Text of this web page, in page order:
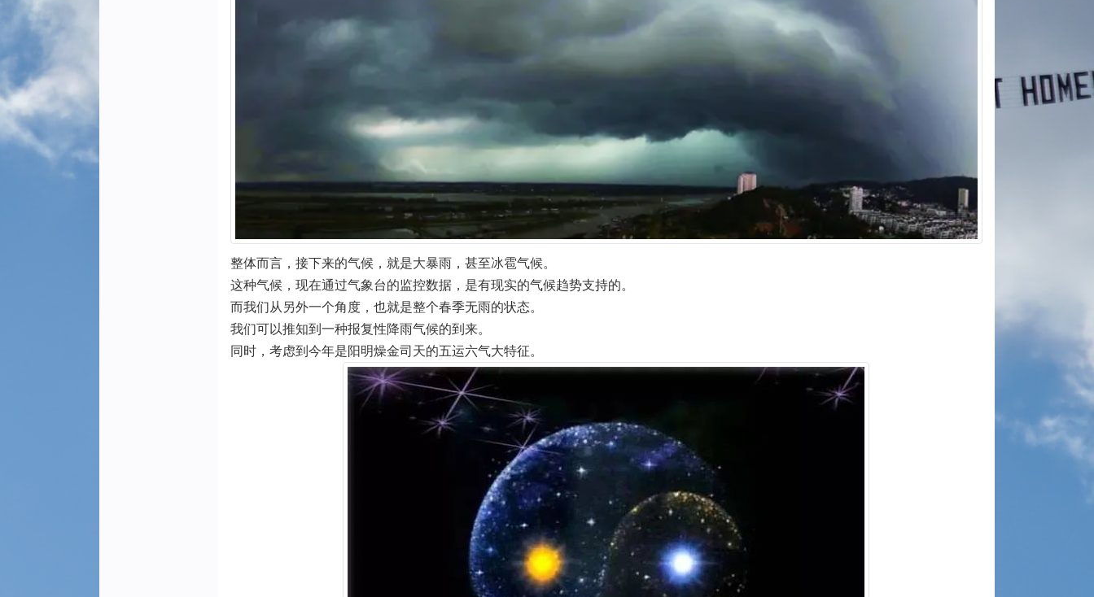
整体而言，接下来的气候，就是大暴雨，甚至冰雹气候。
这种气候，现在通过气象台的监控数据，是有现实的气候趋势支持的。
而我们从另外一个角度，也就是整个春季无雨的状态。
我们可以推知到一种报复性降雨气候的到来。
同时，考虑到今年是阳明燥金司天的五运六气大特征。